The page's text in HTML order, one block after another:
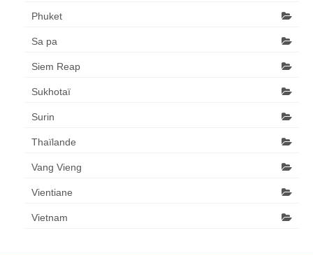
Phuket
Sa pa
Siem Reap
Sukhotaï
Surin
Thaïlande
Vang Vieng
Vientiane
Vietnam